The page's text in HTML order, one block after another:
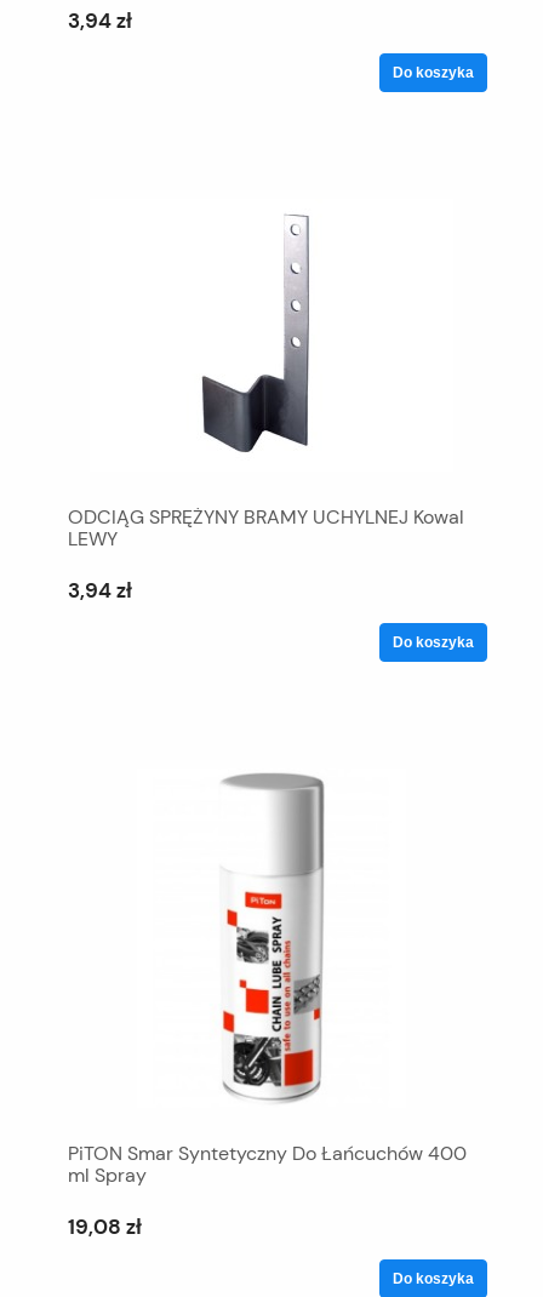
3,94 zł
Do koszyka
ODCIĄG SPRĘŻYNY BRAMY UCHYLNEJ Kowal
LEWY
3,94 zł
Do koszyka
PiTON Smar Syntetyczny Do Łańcuchów 400
ml Spray
19,08 zł
Do koszyka